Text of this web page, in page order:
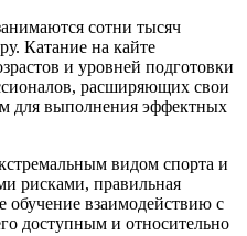
сотни тысяч
Катание на кайте
и уровней подготовки
расширяющих свои
для выполнения эффектных
видом спорта и
рисками, правильная
обучение взаимодействию с
доступным и относительно